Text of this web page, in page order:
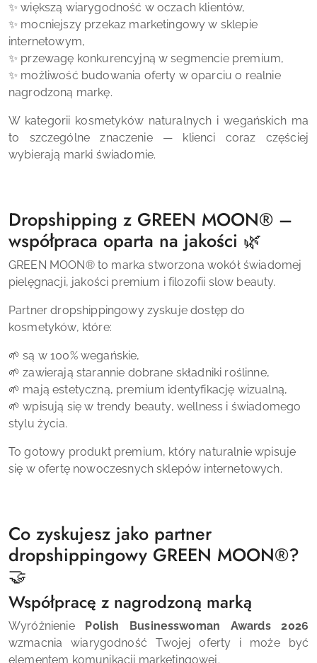
✨ większą wiarygodność w oczach klientów,
✨ mocniejszy przekaz marketingowy w sklepie
internetowym,
✨ przewagę konkurencyjną w segmencie premium,
✨ możliwość budowania oferty w oparciu o realnie
nagrodzoną markę.
W kategorii kosmetyków naturalnych i wegańskich ma
to szczególne znaczenie — klienci coraz częściej
wybierają marki świadomie.
Dropshipping z GREEN MOON® –
współpraca oparta na jakości 🌿
GREEN MOON® to marka stworzona wokół świadomej
pielęgnacji, jakości premium i filozofii slow beauty.
Partner dropshippingowy zyskuje dostęp do
kosmetyków, które:
🌱 są w 100% wegańskie,
🌱 zawierają starannie dobrane składniki roślinne,
🌱 mają estetyczną, premium identyfikację wizualną,
🌱 wpisują się w trendy beauty, wellness i świadomego
stylu życia.
To gotowy produkt premium, który naturalnie wpisuje
się w ofertę nowoczesnych sklepów internetowych.
Co zyskujesz jako partner
dropshippingowy GREEN MOON®?
🤝
Współpracę z nagrodzoną marką
Wyróżnienie
Polish Businesswoman Awards 2026
wzmacnia wiarygodność Twojej oferty i może być
elementem komunikacji marketingowej.